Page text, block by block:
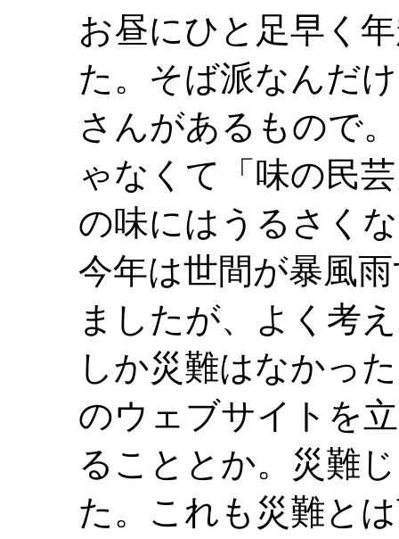
お昼にひと足早く
た。そば派なんだ
さんがあるもので
ゃなくて「味の民
の味にはうるさく
今年は世間が暴風
ましたが、よく考
しか災難はなかっ
のウェブサイトを
ることとか。災難
た。これも災難と